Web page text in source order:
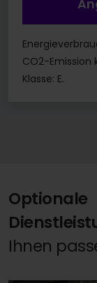
CO2-Emission
Klasse: E.
Optionale
Ihnen